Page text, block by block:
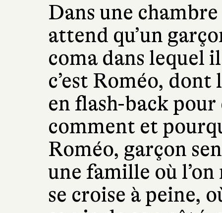
Dans une
attend qu’un
coma dans lequel
c’est Roméo,
en flash-back
comment et
Roméo, garçon
une famille où l’on
se croise à peine,